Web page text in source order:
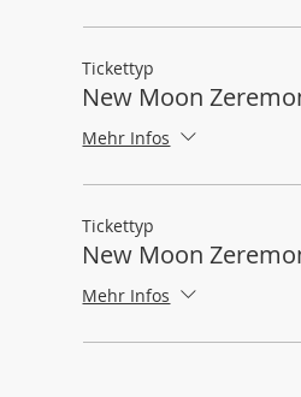
Tickettyp
New Moon
Mehr Infos
Tickettyp
New Moon
Mehr Infos